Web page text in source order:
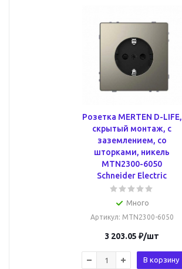
Розетка MERTEN D-LIFE,
скрытый монтаж, с
заземлением, со
шторками, никель
MTN2300-6050
Schneider Electric
Много
Артикул: MTN2300-6050
3 203.05 ₽/шт
В корзину